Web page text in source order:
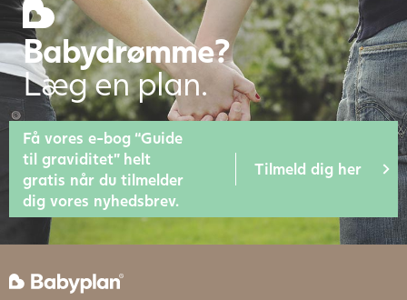
Babydrømme?
Læg en plan.
Få vores e-bog “Guide
til graviditet” helt
gratis når du tilmelder
dig vores nyhedsbrev.
Tilmeld dig her